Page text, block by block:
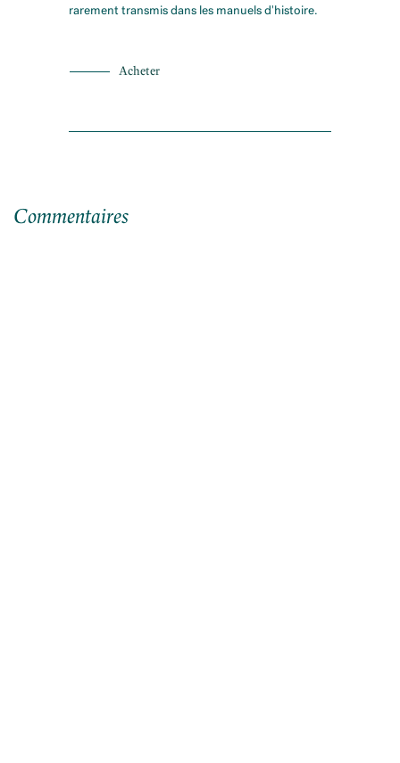
rarement transmis dans les manuels d'histoire.
Acheter
Commentaires